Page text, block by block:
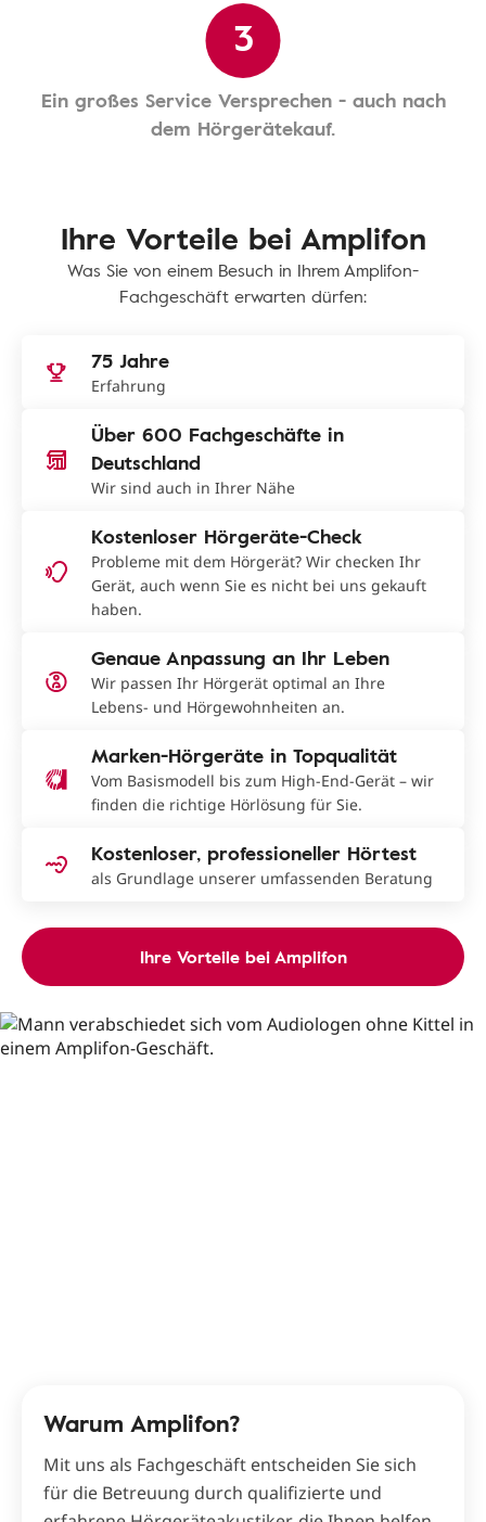
3
Ein großes Service Versprechen - auch nach
dem Hörgerätekauf.
Ihre Vorteile bei Amplifon
Was Sie von einem Besuch in Ihrem Amplifon-
Fachgeschäft erwarten dürfen:
75 Jahre
Erfahrung
Über 600 Fachgeschäfte in
Deutschland
Wir sind auch in Ihrer Nähe
Kostenloser Hörgeräte-Check
Probleme mit dem Hörgerät? Wir checken Ihr
Gerät, auch wenn Sie es nicht bei uns gekauft
haben.
Genaue Anpassung an Ihr Leben
Wir passen Ihr Hörgerät optimal an Ihre
Lebens- und Hörgewohnheiten an.
Marken-Hörgeräte in Topqualität
Vom Basismodell bis zum High-End-Gerät – wir
finden die richtige Hörlösung für Sie.
Kostenloser, professioneller Hörtest
als Grundlage unserer umfassenden Beratung
Ihre Vorteile bei Amplifon
Warum Amplifon?
Mit uns als Fachgeschäft entscheiden Sie sich
für die Betreuung durch qualifizierte und